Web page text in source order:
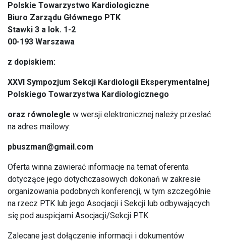
Polskie Towarzystwo Kardiologiczne
Biuro Zarządu Głównego PTK
Stawki 3 a lok. 1-2
00-193 Warszawa
z dopiskiem:
XXVI Sympozjum Sekcji Kardiologii Eksperymentalnej
Polskiego Towarzystwa Kardiologicznego
oraz równolegle w wersji elektronicznej należy przesłać
na adres mailowy:
pbuszman@gmail.com
Oferta winna zawierać informacje na temat oferenta
dotyczące jego dotychczasowych dokonań w zakresie
organizowania podobnych konferencji, w tym szczególnie
na rzecz PTK lub jego Asocjacji i Sekcji lub odbywających
się pod auspicjami Asocjacji/Sekcji PTK.
Zalecane jest dołączenie informacji i dokumentów